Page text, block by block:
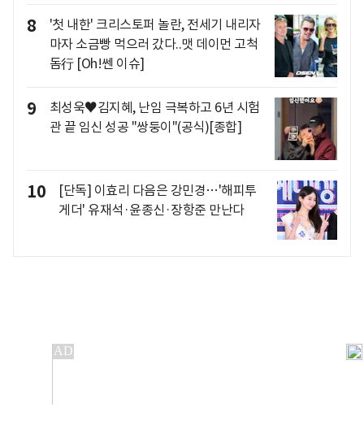
8
'첫 내한' 크리스토퍼 놀란, 전세기 내리자
마자 소금빵 먹으러 갔다..맷 데이먼 고척
돔行 [Oh!쎈 이슈]
9
최성욱♥김지혜, 난임 극복하고 6년 시험
관 끝 임신 성공 "쌍둥이"(공식)[종합]
10
[단독] 이효리 다음은 강민경…'해피투
게더' 유재석·윤종신·장항준 만난다